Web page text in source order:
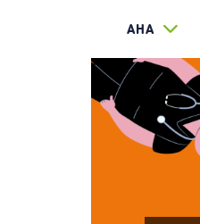
AHA